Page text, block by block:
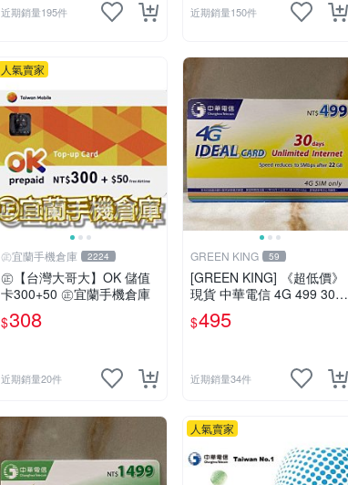
近期銷量195件 近期銷量150件
人氣賣家
㊣宜蘭手機倉庫 2224
㊣【台灣大哥大】OK 儲值
卡300+50 ㊣宜蘭手機倉庫
$308
近期銷量20件
GREEN KING 59
[GREEN KING] 《超低價》
現貨 中華電信 4G 499 30天
網路吃到飽 儲值卡 網路卡
預付卡 上網卡 如意卡 電話
$495
近期銷量34件
人氣賣家